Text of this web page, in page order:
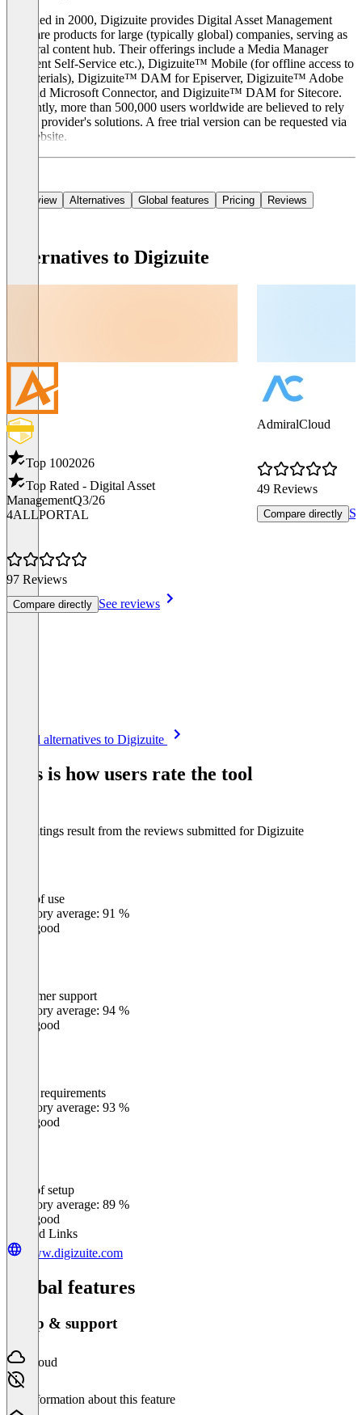
Founded in 2000, Digizuite provides Digital Asset Management
software products for large (typically global) companies, serving as
a central content hub. Their offerings include a Media Manager
(Content Self-Service etc.), Digizuite™ Mobile (for offline access to
all materials), Digizuite™ DAM for Episerver, Digizuite™ Adobe
CC and Microsoft Connector, and Digizuite™ DAM for Sitecore.
Currently, more than 500,000 users worldwide are believed to rely
on the provider's solutions. A free trial version can be requested via
the website.
Overview Alternatives Global features Pricing Reviews
Alternatives to Digizuite
Top 1002026
Top Rated - Digital Asset
ManagementQ3/26
4ALLPORTAL
97 Reviews
Compare directly See reviews
AdmiralCloud
49 Reviews
Compare directly
See all alternatives to Digizuite
This is how users rate the tool
The ratings result from the reviews submitted for Digizuite
Ease of use
Category average: 91 %
Very good
Customer support
Category average: 94 %
Very good
Meets requirements
Category average: 93 %
Very good
Ease of setup
Category average: 89 %
Very good
Related Links
www.digizuite.com
Global features
Setup & support
Cloud
No information about this feature